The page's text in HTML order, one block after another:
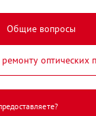
Общие вопросы
оптических